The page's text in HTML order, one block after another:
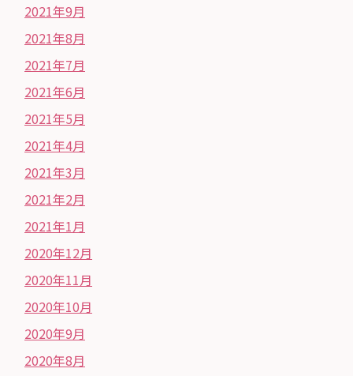
2021年9月
2021年8月
2021年7月
2021年6月
2021年5月
2021年4月
2021年3月
2021年2月
2021年1月
2020年12月
2020年11月
2020年10月
2020年9月
2020年8月